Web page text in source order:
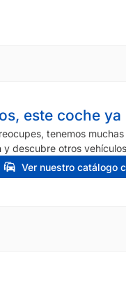
este coche
tenemos
y descubre otros
Ver nuestro catálogo